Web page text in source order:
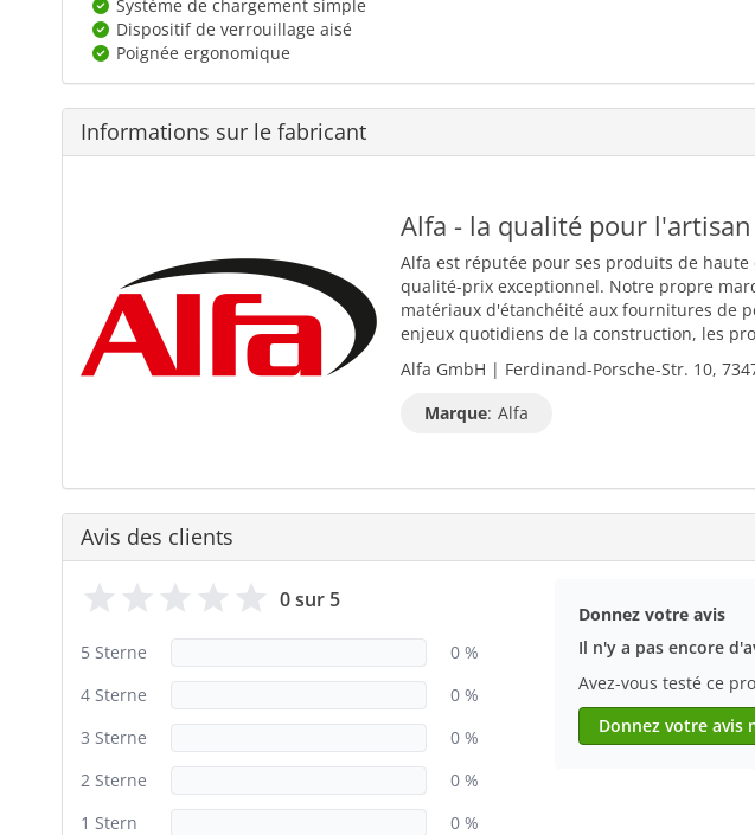
Système de chargement simple
Dispositif de verrouillage aisé
Poignée ergonomique
Informations sur le fabricant
Alfa - la qualité pour l'artisan
Alfa est réputée pour ses produits de
qualité-prix exceptionnel. Notre propre
matériaux d'étanchéité aux fournitures de
enjeux quotidiens de la construction, les
Alfa GmbH | Ferdinand-Porsche-Str. 10,
Marque: Alfa
Avis des clients
0 sur 5
5 Sterne
0 %
4 Sterne
0 %
3 Sterne
0 %
2 Sterne
0 %
1 Stern
0 %
Donnez votre avis
Il n'y a pas encore
Avez-vous testé ce
Donnez votre avis